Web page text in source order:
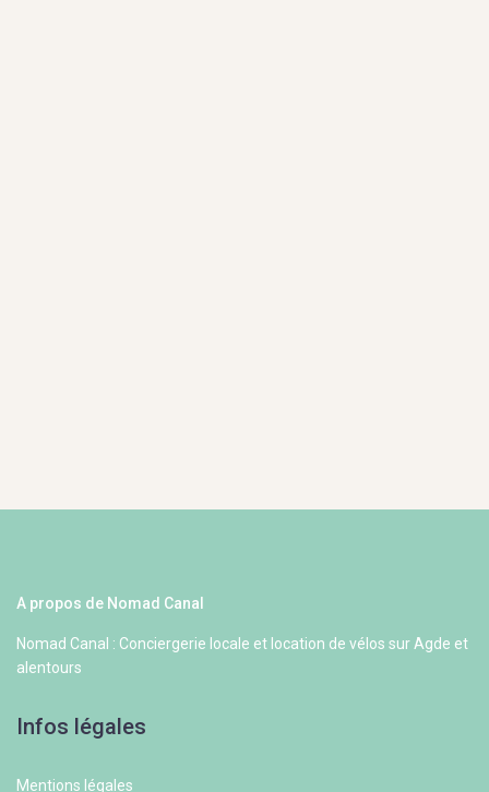
A propos de Nomad Canal
Nomad Canal : Conciergerie locale et location de vélos sur Agde et
alentours
Infos légales
Mentions légales